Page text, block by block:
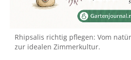
Rhipsalis richtig pflegen: Vom
zur idealen Zimmerkultur.